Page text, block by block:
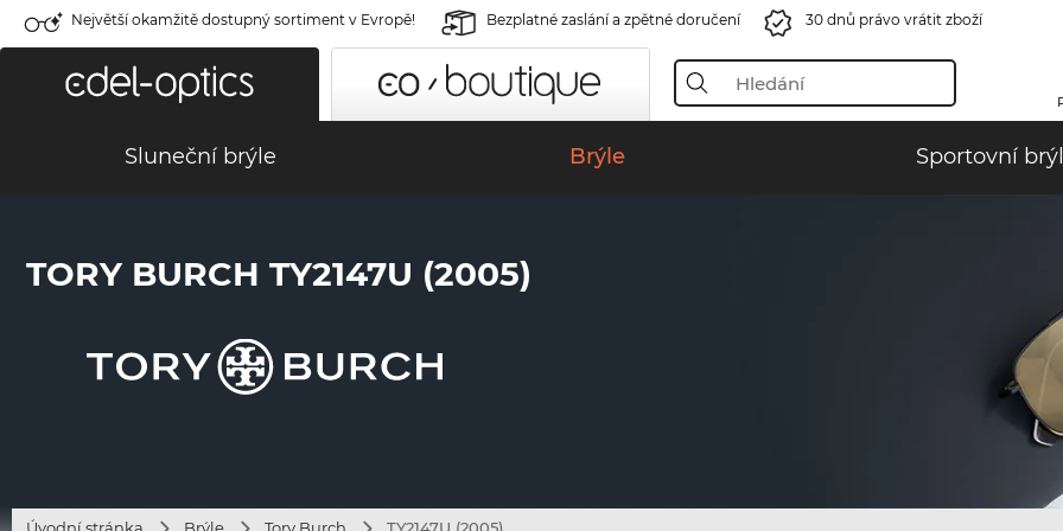
Největší okamžitě dostupný sortiment v Evropě! Bezplatné zaslání a zpětné doručení 30 dnů právo vrátit zboží
Sluneční brýle Brýle Sportovní
TORY BURCH TY2147U (2005)